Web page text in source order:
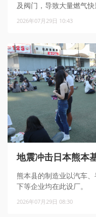
及阀门，导致大量燃气
2026年07月29日 10:43
地震冲击日本熊本
熊本县的制造业以汽车
下等企业均在此设厂。
2026年07月29日 08:30